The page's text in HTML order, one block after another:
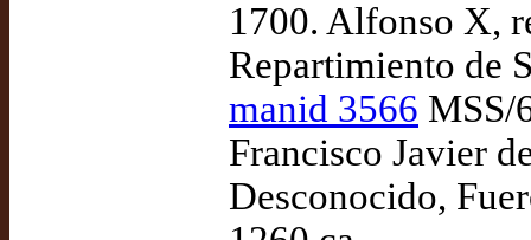
1700. Alfonso X,
Repartimiento de
manid 3566 MSS/
Francisco Javier
Desconocido,